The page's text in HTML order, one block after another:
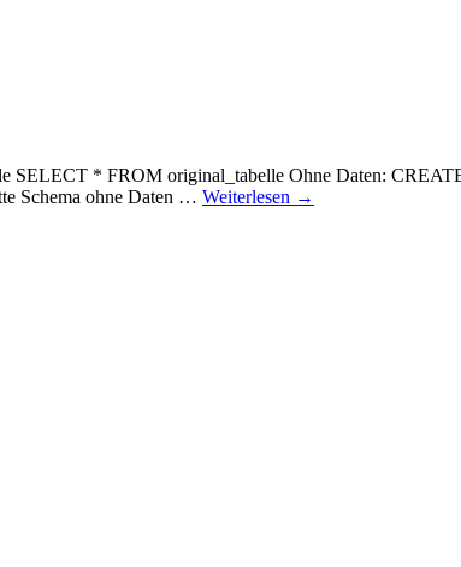
SELECT * FROM original_tabelle Ohne Daten:
Schema ohne Daten … Weiterlesen →